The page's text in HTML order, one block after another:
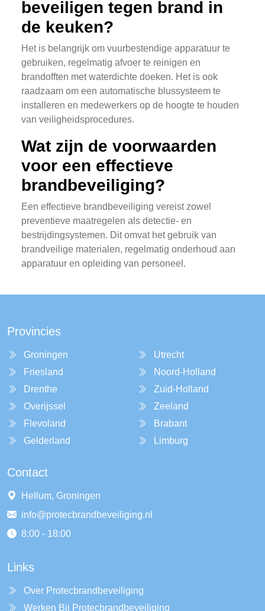
beveiligen tegen brand in
de keuken?
Het is belangrijk om vuurbestendige apparatuur te
gebruiken, regelmatig afvoer te reinigen en
brandofften met waterdichte doeken. Het is ook
raadzaam om een automatische blussysteem te
installeren en medewerkers op de hoogte te houden
van veiligheidsprocedures.
Wat zijn de voorwaarden
voor een effectieve
brandbeveiliging?
Een effectieve brandbeveiliging vereist zowel
preventieve maatregelen als detectie- en
bestrijdingsystemen. Dit omvat het gebruik van
brandveilige materialen, regelmatig onderhoud aan
apparatuur en opleiding van personeel.
Provincies
Groningen
Friesland
Drenthe
Overijssel
Flevoland
Gelderland
Utrecht
Noord-Holland
Zuid-Holland
Zeeland
Brabant
Limburg
Contact
Hellum, Groningen
info@protecbrandbeveiliging.nl
8:00 - 18:00
Links
Over Protecbrandbeveiliging
Werken Bij Protecbrandbeveiliging